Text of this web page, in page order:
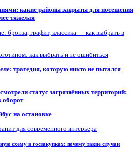
какие районы закрыты для посещения
тяжелая
бронза, графит, классика — как выбрать в
как выбрать и не ошибиться
трагедия, которую никто не пытался
статус загрязнённых территорий:
оборот
на остановке
для современного интерьера
схему в госзакупках: почему такие случаи